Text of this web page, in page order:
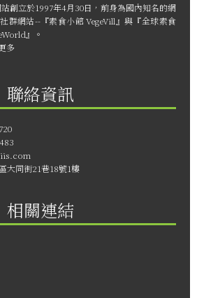
創立於1997年4月30日，前身為國內知名的網
群網站--『素食小館 VegeVill』與『全球素食
』。
多
聯絡資訊
大同街21巷18號1樓
相關連結